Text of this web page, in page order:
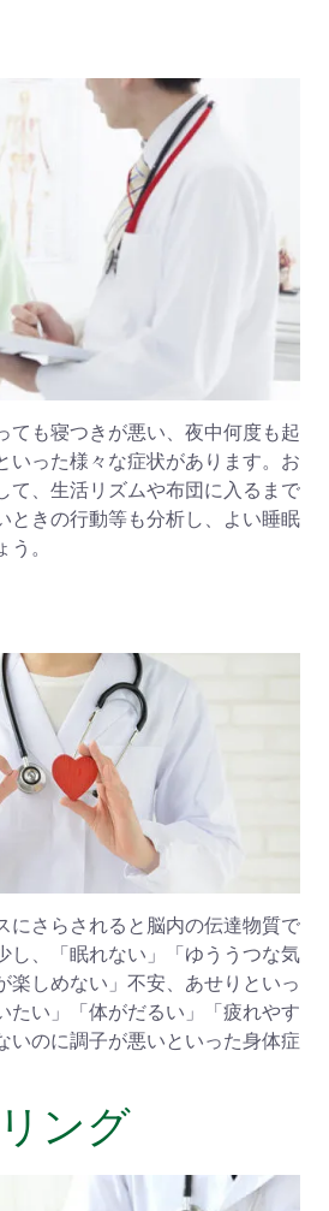
ても寝つきが悪い、夜中何度も起
いった様々な症状があります。お
て、生活リズムや布団に入るまで
ときの行動等も分析し、よい睡眠
う。
にさらされると脳内の伝達物質で
し、「眠れない」「ゆううつな気
楽しめない」不安、あせりといっ
たい」「体がだるい」「疲れやす
いのに調子が悪いといった身体症
ング